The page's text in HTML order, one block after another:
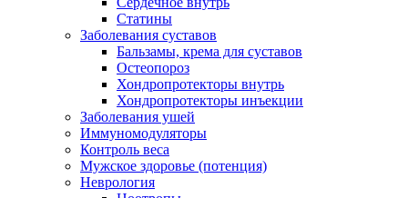
Статины
Заболевания суставов
Бальзамы, крема для суставов
Остеопороз
Хондропротекторы внутрь
Хондропротекторы инъекции
Заболевания ушей
Иммуномодуляторы
Контроль веса
Мужское здоровье (потенция)
Неврология